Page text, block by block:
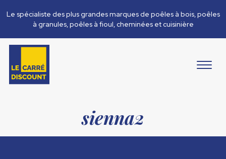
Le spécialiste des plus grandes marques de poêles à bois, poêles
à granules, poêles à fioul, cheminées et cuisinière
sienna2